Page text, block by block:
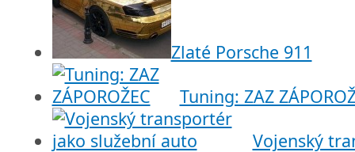
Zlaté Porsche 911
Tuning: ZAZ
Vojenský